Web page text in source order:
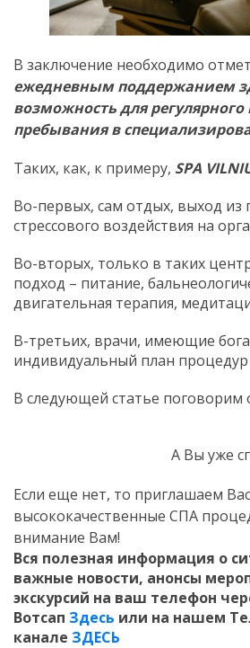
В заключение необходимо
ежедневным поддержанием
возможность для
пребывания в
Таких, как, к примеру, SPA
Во-первых, сам отдых, выход
стрессового воздействия на
Во-вторых, только в таких
подход – питание,
двигательная терапия,
В-третьих, врачи, имеющие
индивидуальный план
В следующей статье поговорим
А Вы уже
Если еще нет, то приглашаем
высококачественные СПА
внимание Вам!
Вся полезная информация о
важные новости, анонсы
экскурсий на ваш телефон
Вотсап Здесь или на нашем
канале ЗДЕСЬ